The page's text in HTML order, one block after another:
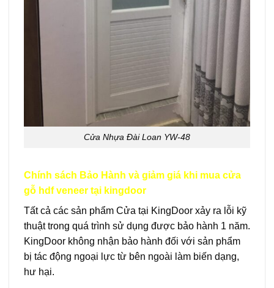
Cửa Nhựa Đài Loan YW-48
Chính sách Bảo Hành và giảm giá khi mua cửa
gỗ hdf veneer tại kingdoor
Tất cả các sản phẩm Cửa tại KingDoor xảy ra lỗi kỹ
thuật trong quá trình sử dụng được bảo hành 1 năm.
KingDoor không nhận bảo hành đối với sản phẩm
bị tác động ngoại lực từ bên ngoài làm biến dạng,
hư hại.